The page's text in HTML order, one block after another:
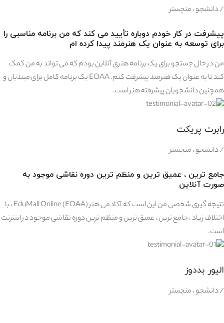
/ دانشجو ، منچستر
پیشرفت در کار خودم دوباره تأیید می کند که من برنامه مناسبی را
برای توسعه به عنوان یک هنرمند پیدا کرده ام
من در حال جستجو برای یک برنامه هنری آنلاین بودم که می تواند به من کمک
کند تا به عنوان یک هنرمند پیشرفت کنم. EOAA یک برنامه کامل برای مبتدیان و
همچنین دانشجویان پیشرفته هنر است.
رابرت پریکت
/ دانشجو ، منچستر
جامع ترین ، عمیق ترین و منظم ترین دوره نقاشی موجود به
صورت آنلاین
نتیجه گیری شخصی من این است که آکادمی هنر EduMall Online (EOAA) ، با
اختلاف زیاد ، جامع ترین ، عمیق ترین و منظم ترین دوره نقاشی موجود در اینترنت
است.
الیور بددوز
/ دانشجو ، منچستر